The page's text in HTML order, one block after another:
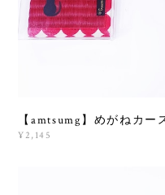
【amtsumg】めがねカ
¥2,145